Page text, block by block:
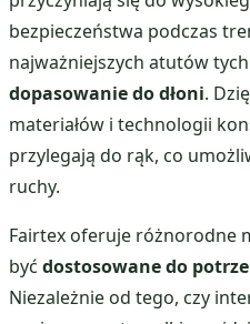
bezpieczeństwa podczas
najważniejszych atutów
dopasowanie do dłoni.
materiałów i technologii
przylegają do rąk, co
ruchy.
Fairtex oferuje różnorodne
być dostosowane do
Niezależnie od tego, czy